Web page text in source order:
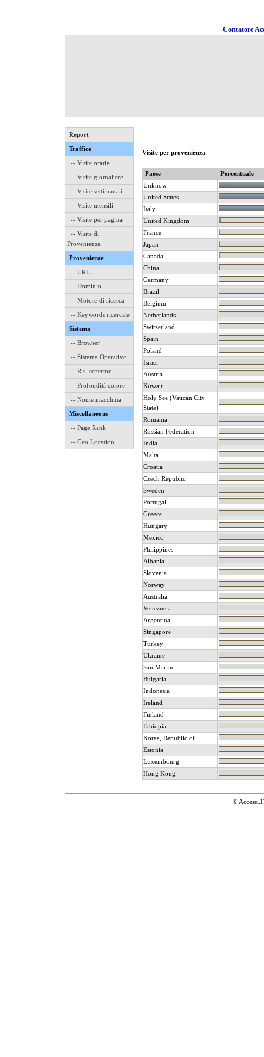
Contatore
Report
Traffico
-- Visite orarie
-- Visite giornaliere
-- Visite settimanali
-- Visite mensili
-- Visite per pagina
-- Visite di
Provenienza
Provenienze
-- URL
-- Dominio
-- Motore di ricerca
-- Keywords ricercate
Sistema
-- Browser
-- Sistema Operativo
-- Ris. schermo
-- Profondità colore
-- Nome macchina
Miscellaneous
-- Page Rank
-- Geo Location
Visite per provenienza
Paese
Percentuale
Unknow
United States
Italy
United Kingdom
France
Japan
Canada
China
Germany
Brazil
Belgium
Netherlands
Switzerland
Spain
Poland
Israel
Austria
Kuwait
Holy See (Vatican City
State)
Romania
Russian Federation
India
Malta
Croatia
Czech Republic
Sweden
Portugal
Greece
Hungary
Mexico
Philippines
Albania
Slovenia
Norway
Australia
Venezuela
Argentina
Singapore
Turkey
Ukraine
San Marino
Bulgaria
Indonesia
Ireland
Finland
Ethiopia
Korea, Republic of
Estonia
Luxembourg
Hong Kong
©